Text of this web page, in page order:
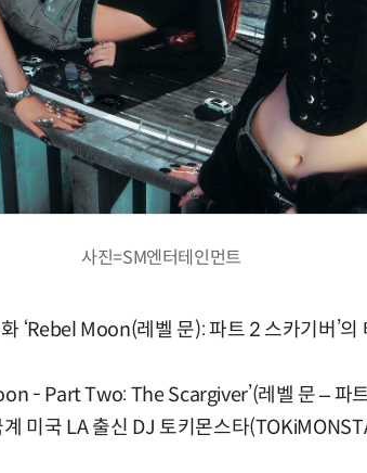
사진=SM엔터테인먼트
‘Rebel Moon(레벨 문): 파트 2 스카기버’의
- Part Two: The Scargiver’(레벨 문 – 파
미국 LA 출신 DJ 토키몬스타